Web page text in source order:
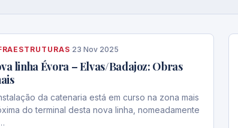
·23 Nov 2025
linha Évora – Elvas/Badajoz: Obras
da catenaria está em curso na zona mais
do terminal desta nova linha, nomeadamente